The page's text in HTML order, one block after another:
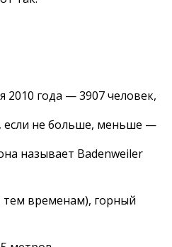
2010 года — 3907 человек,
если не больше, меньше —
называет Badenweiler
временам), горный